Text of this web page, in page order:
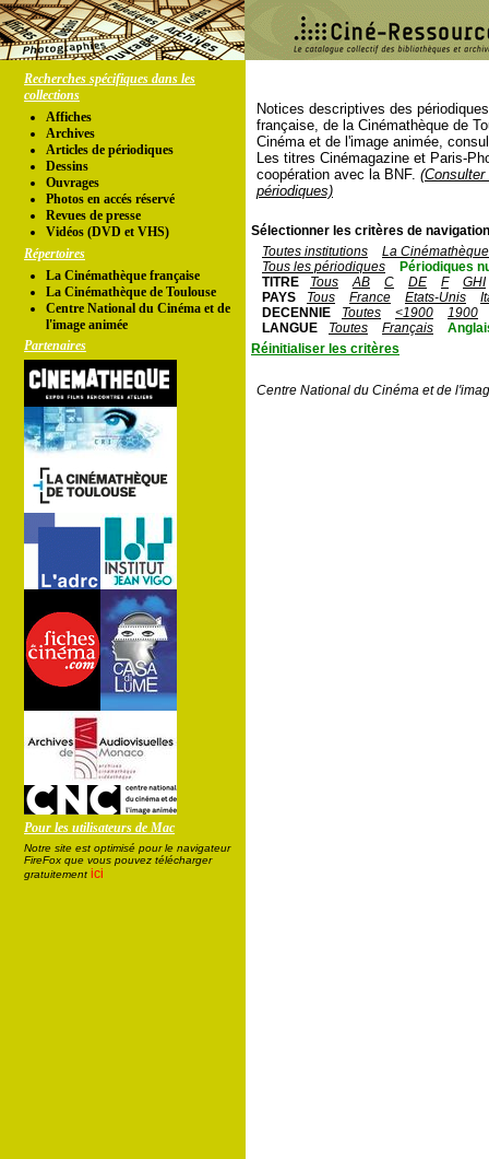
Recherches spécifiques dans les
collections
Affiches
Archives
Articles de périodiques
Dessins
Ouvrages
Photos en accés réservé
Revues de presse
Vidéos (DVD et VHS)
Répertoires
La Cinémathèque française
La Cinémathèque de Toulouse
Centre National du Cinéma et de
l'image animée
Partenaires
Pour les utilisateurs de Mac
Notre site est optimisé pour le navigateur
FireFox que vous pouvez télécharger
gratuitement ici
Notices descriptives des
française, de la Cinémathèque de
Cinéma et de l'image animée,
Les titres Cinémagazine et Paris-
coopération avec la BNF.
périodiques)
Sélectionner les critères de
Toutes institutions
La
Tous les périodiques
Périodiques
TITRE
Tous AB C DE F
GHI
PAYS
Tous France Etats-Unis
DECENNIE
Toutes <1900
1900
LANGUE
Toutes Français
Réinitialiser les critères
Centre National du Cinéma et de